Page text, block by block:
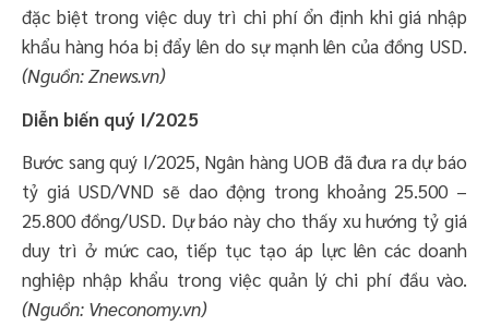
đặc biệt trong việc duy trì chi phí ổn định khi giá nhập
khẩu hàng hóa bị đẩy lên do sự mạnh lên của đồng USD.
(Nguồn: Znews.vn)
Diễn biến quý I/2025
Bước sang quý I/2025, Ngân hàng UOB đã đưa ra dự báo
tỷ giá USD/VND sẽ dao động trong khoảng 25.500 –
25.800 đồng/USD. Dự báo này cho thấy xu hướng tỷ giá
duy trì ở mức cao, tiếp tục tạo áp lực lên các doanh
nghiệp nhập khẩu trong việc quản lý chi phí đầu vào.
(Nguồn: Vneconomy.vn)